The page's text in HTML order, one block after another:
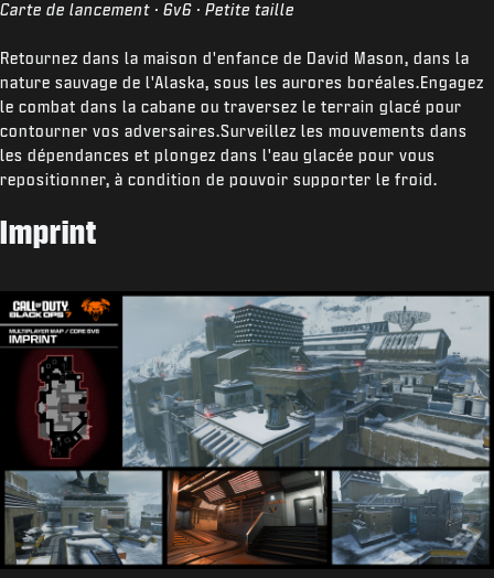
Carte de lancement · 6v6 · Petite taille
Retournez dans la maison d'enfance de David Mason, dans la
nature sauvage de l'Alaska, sous les aurores boréales.Engagez
le combat dans la cabane ou traversez le terrain glacé pour
contourner vos adversaires.Surveillez les mouvements dans
les dépendances et plongez dans l'eau glacée pour vous
repositionner, à condition de pouvoir supporter le froid.
Imprint